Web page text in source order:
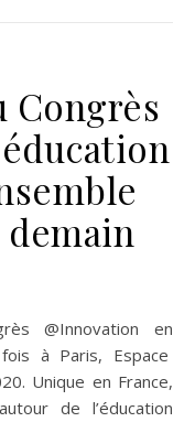
Congrès
à Paris, Espace
Unique en France,
de l’éducation